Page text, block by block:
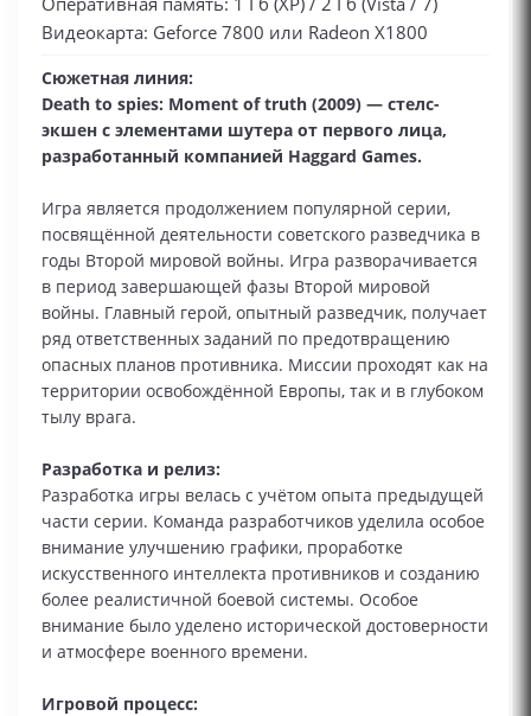
Видеокарта: Geforce 7800 или Radeon X1800
Сюжетная линия:
Death to spies: Moment of truth (2009) — стелс-
экшен с элементами шутера от первого лица,
разработанный компанией Haggard Games.
Игра является продолжением популярной серии,
посвящённой деятельности советского разведчика в
годы Второй мировой войны. Игра разворачивается
в период завершающей фазы Второй мировой
войны. Главный герой, опытный разведчик, получает
ряд ответственных заданий по предотвращению
опасных планов противника. Миссии проходят как на
территории освобождённой Европы, так и в глубоком
тылу врага.
Разработка и релиз:
Разработка игры велась с учётом опыта предыдущей
части серии. Команда разработчиков уделила особое
внимание улучшению графики, проработке
искусственного интеллекта противников и созданию
более реалистичной боевой системы. Особое
внимание было уделено исторической достоверности
и атмосфере военного времени.
Игровой процесс: